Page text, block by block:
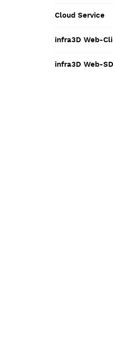
Cloud Service
infra3D Web-
infra3D Web-